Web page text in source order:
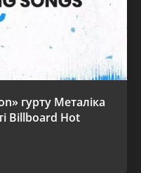
гурту Металіка
Billboard Hot